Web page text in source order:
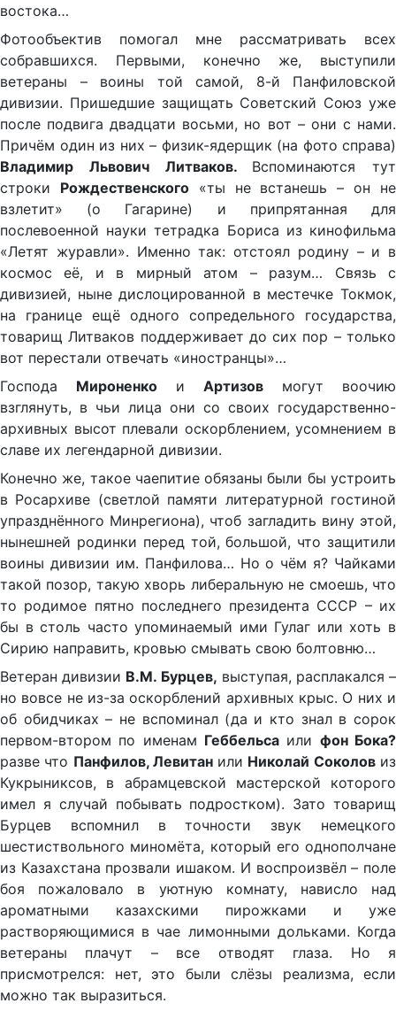
востока…
Фотообъектив помогал мне рассматривать всех
собравшихся. Первыми, конечно же, выступили
ветераны – воины той самой, 8-й Панфиловской
дивизии. Пришедшие защищать Советский Союз уже
после подвига двадцати восьми, но вот – они с нами.
Причём один из них – физик-ядерщик (на фото справа)
Владимир Львович Литваков. Вспоминаются тут
строки Рождественского«ты не встанешь – он не
взлетит» (о Гагарине) и припрятанная для
послевоенной науки тетрадка Бориса из кинофильма
«Летят журавли». Именно так: отстоял родину – и в
космос её, и в мирный атом – разум… Связь с
дивизией, ныне дислоцированной в местечке Токмок,
на границе ещё одного сопредельного государства,
товарищ Литваков поддерживает до сих пор – только
вот перестали отвечать «иностранцы»…
Господа Мироненко и Артизов могут воочию
взглянуть, в чьи лица они со своих государственно-
архивных высот плевали оскорблением, усомнением в
славе их легендарной дивизии.
Конечно же, такое чаепитие обязаны были бы устроить
в Росархиве (светлой памяти литературной гостиной
упразднённого Минрегиона), чтоб загладить вину этой,
нынешней родинки перед той, большой, что защитили
воины дивизии им. Панфилова… Но о чём я? Чайками
такой позор, такую хворь либеральную не смоешь, что
то родимое пятно последнего президента СССР – их
бы в столь часто упоминаемый ими Гулаг или хоть в
Сирию направить, кровью смывать свою болтовню…
Ветеран дивизии В.М. Бурцев, выступая, расплакался –
но вовсе не из-за оскорблений архивных крыс. О них и
об обидчиках – не вспоминал (да и кто знал в сорок
первом-втором по именам Геббельса или фон Бока?
разве что Панфилов, Левитанили Николай Соколовиз
Кукрыниксов, в абрамцевской мастерской которого
имел я случай побывать подростком). Зато товарищ
Бурцев вспомнил в точности звук немецкого
шестиствольного миномёта, который его однополчане
из Казахстана прозвали ишаком. И воспроизвёл – поле
боя пожаловало в уютную комнату, нависло над
ароматными казахскими пирожками и уже
растворяющимися в чае лимонными дольками. Когда
ветераны плачут – все отводят глаза. Но я
присмотрелся: нет, это были слёзы реализма, если
можно так выразиться.